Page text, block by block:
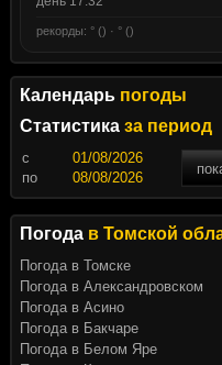
рекорды: ° () · ° ()
Календарь погоды
Статистика за период
c
по
Погода в Томской
Погода в Томске
Погода в Александровском
Погода в Асино
Погода в Бакчаре
Погода в Белом Яре